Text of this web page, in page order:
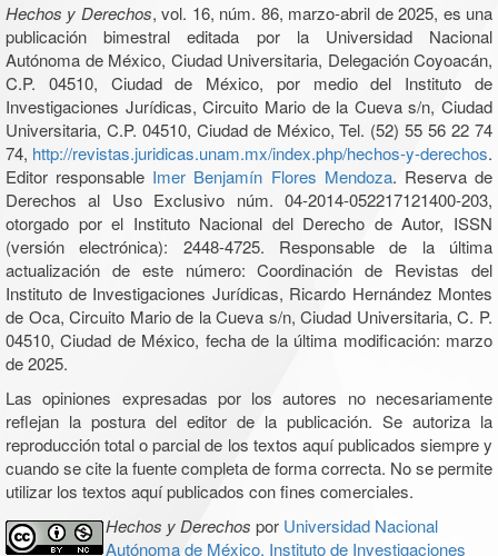
Hechos y Derechos, vol. 16, núm. 86, marzo-abril de 2025, es una
publicación bimestral editada por la Universidad Nacional
Autónoma de México, Ciudad Universitaria, Delegación Coyoacán,
C.P. 04510, Ciudad de México, por medio del Instituto de
Investigaciones Jurídicas, Circuito Mario de la Cueva s/n, Ciudad
Universitaria, C.P. 04510, Ciudad de México, Tel. (52) 55 56 22 74
74, http://revistas.juridicas.unam.mx/index.php/hechos-y-derechos.
Editor responsable Imer Benjamín Flores Mendoza. Reserva de
Derechos al Uso Exclusivo núm. 04-2014-052217121400-203,
otorgado por el Instituto Nacional del Derecho de Autor, ISSN
(versión electrónica): 2448-4725. Responsable de la última
actualización de este número: Coordinación de Revistas del
Instituto de Investigaciones Jurídicas, Ricardo Hernández Montes
de Oca, Circuito Mario de la Cueva s/n, Ciudad Universitaria, C. P.
04510, Ciudad de México, fecha de la última modificación: marzo
de 2025.
Las opiniones expresadas por los autores no necesariamente
reflejan la postura del editor de la publicación. Se autoriza la
reproducción total o parcial de los textos aquí publicados siempre y
cuando se cite la fuente completa de forma correcta. No se permite
utilizar los textos aquí publicados con fines comerciales.
Hechos y Derechos por Universidad Nacional
Autónoma de México, Instituto de Investigaciones